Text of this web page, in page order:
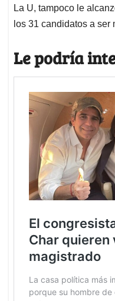
La U, tampoco le
los 31 candidatos a
Le podría